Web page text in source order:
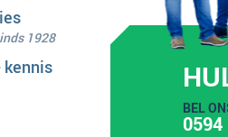
1928
kennis
BEL
0594